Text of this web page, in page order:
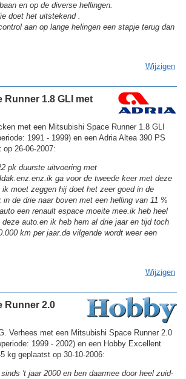
en op de diverse hellingen.
doet het uitstekend .
aan op lange helingen een stapje terug dan
Wijzigen
Runner 1.8 GLI met
met een Mitsubishi Space Runner 1.8 GLI
1991 - 1999) en een Adria Altea 390 PS
26-06-2007:
pk duurste uitvoering met
ga voor de tweede keer met deze
moet zeggen hij doet het zeer goed in de
de drie naar boven met een helling van 11 %
een renault espace moeite mee.ik heb heel
auto.en ik heb hem al drie jaar en tijd toch
km per jaar.de vilgende wordt weer een
Wijzigen
Runner 2.0
Verhees met een Mitsubishi Space Runner 2.0
1999 - 2002) en een Hobby Excellent
kg geplaatst op 30-10-2006:
't jaar 2000 en ben daarmee door heel zuid-